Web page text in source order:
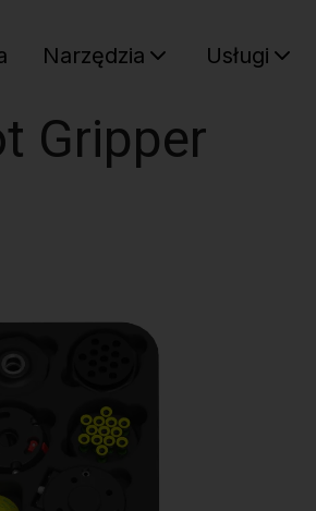
Narzędzia Usługi
Gripper